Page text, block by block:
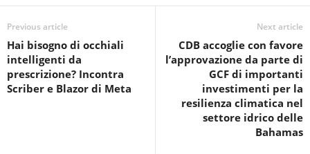
Previous article
Hai bisogno di occhiali
intelligenti da
prescrizione? Incontra
Scriber e Blazor di Meta
Next article
CDB accoglie con favore
l’approvazione da parte di
GCF di importanti
investimenti per la
resilienza climatica nel
settore idrico delle
Bahamas